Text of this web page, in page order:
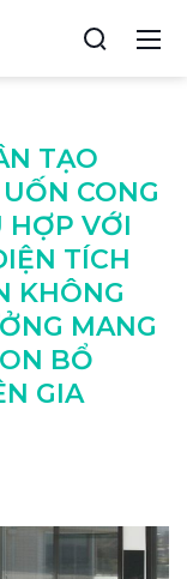
TẠO
CONG
HỢP VỚI
TÍCH
KHÔNG
MANG
BỔ
GIA